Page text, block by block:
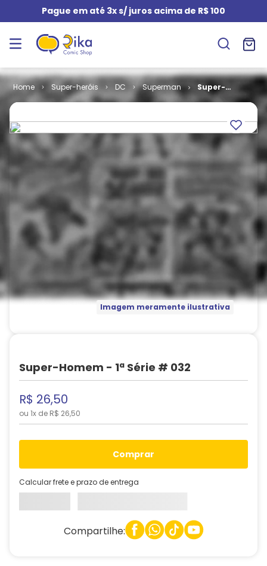
Pague em até 3x s/ juros acima de R$ 100
Super-heróis DC Superman
Super-
Homem - 1ª
Imagem meramente ilustrativa
Super-Homem - 1ª Série # 032
R$ 26,50
ou 1x de R$ 26,50
comprar
Calcular frete e prazo de entrega
Compartilhe: